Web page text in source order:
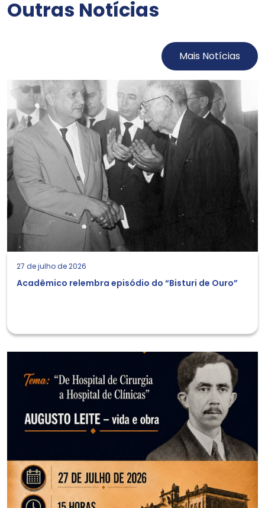
Outras Notícias
Mais Notícias
27 de julho de 2026
Acadêmico relembra episódio do “Bisturi de Ouro”